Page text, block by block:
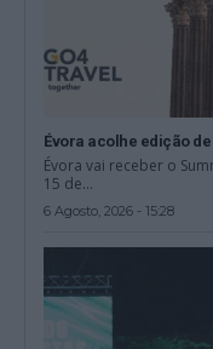
Évora acolhe edição de
Évora vai receber o
15 de...
6 Agosto, 2026 - 15:28